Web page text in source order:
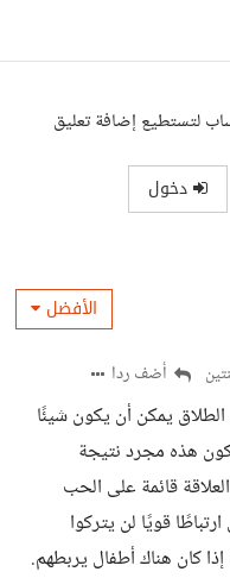
لتستطيع إضافة تعليق
دخول
الأفضل
أضف ردا
يمكن أن يكون شيئًا
هذه مجرد نتيجة
قائمة على الحب
قويًا لن يتركوا
كان هناك أطفال يربطهم.